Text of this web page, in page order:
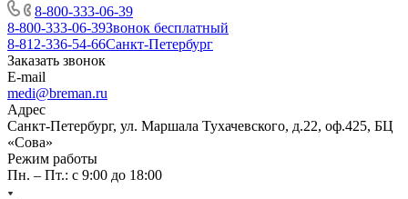
8-800-333-06-39
8-800-333-06-39Звонок бесплатный
8-812-336-54-66Санкт-Петербург
Заказать звонок
E-mail
medi@breman.ru
Адрес
Санкт-Петербург, ул. Маршала Тухачевского, д.22, оф.425, БЦ
«Сова»
Режим работы
Пн. – Пт.: с 9:00 до 18:00